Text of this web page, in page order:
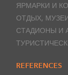
ЯРМАРКИ И
ОТДЫХ,
СТАДИОНЫ И
REFERENCES